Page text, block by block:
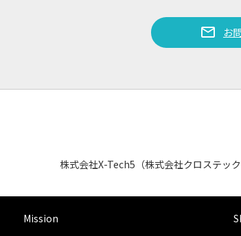
mail お
株式会社X-Tech5（株式会社クロステッ
Mission